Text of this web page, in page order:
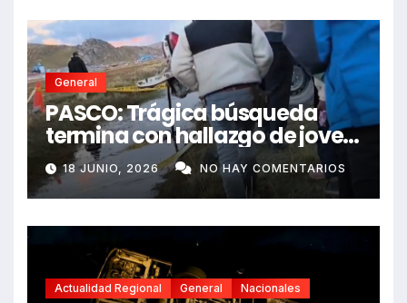
General
PASCO: Trágica búsqueda
termina con hallazgo de joven
sin vida en Rancas
18 JUNIO, 2026 NO HAY COMENTARIOS
Actualidad Regional General Nacionales